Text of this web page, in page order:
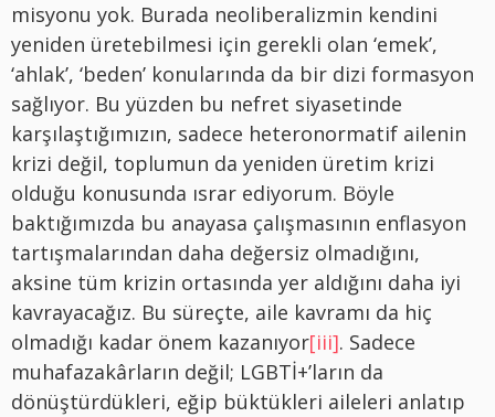
misyonu yok. Burada neoliberalizmin kendini
yeniden üretebilmesi için gerekli olan ‘emek’,
‘ahlak’, ‘beden’ konularında da bir dizi formasyon
sağlıyor. Bu yüzden bu nefret siyasetinde
karşılaştığımızın, sadece heteronormatif ailenin
krizi değil, toplumun da yeniden üretim krizi
olduğu konusunda ısrar ediyorum. Böyle
baktığımızda bu anayasa çalışmasının enflasyon
tartışmalarından daha değersiz olmadığını,
aksine tüm krizin ortasında yer aldığını daha iyi
kavrayacağız. Bu süreçte, aile kavramı da hiç
olmadığı kadar önem kazanıyor[iii]. Sadece
muhafazakârların değil; LGBTİ+’ların da
dönüştürdükleri, eğip büktükleri aileleri anlatıp